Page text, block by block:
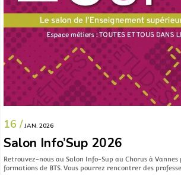
16 / JAN. 2026
Salon Info’Sup 2026
Retrouvez-nous au Salon Info-Sup au Chorus à Vannes
formations de BTS. Vous pourrez rencontrer des